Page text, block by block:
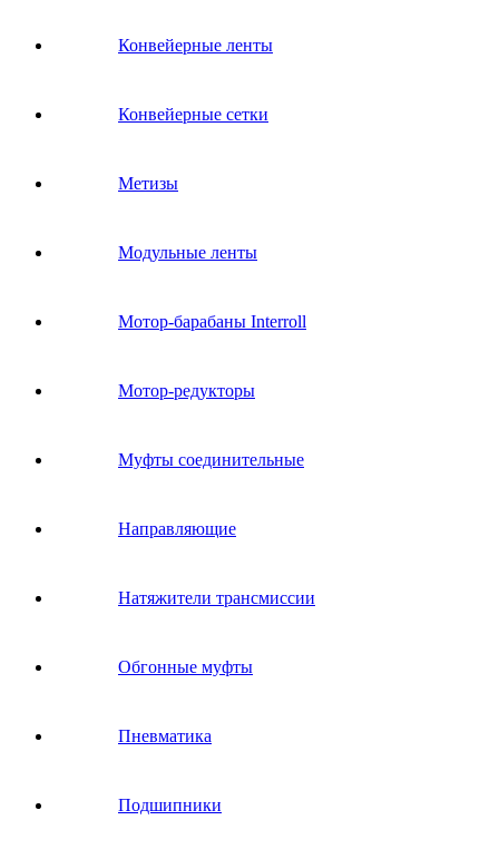
Конвейерные ленты
Конвейерные сетки
Метизы
Модульные ленты
Мотор-барабаны Interroll
Мотор-редукторы
Муфты соединительные
Направляющие
Натяжители трансмиссии
Обгонные муфты
Пневматика
Подшипники